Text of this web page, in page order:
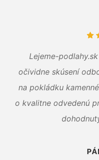
Lejeme-
očividne skúsení
na pokládku
o kvalitne odvedenú